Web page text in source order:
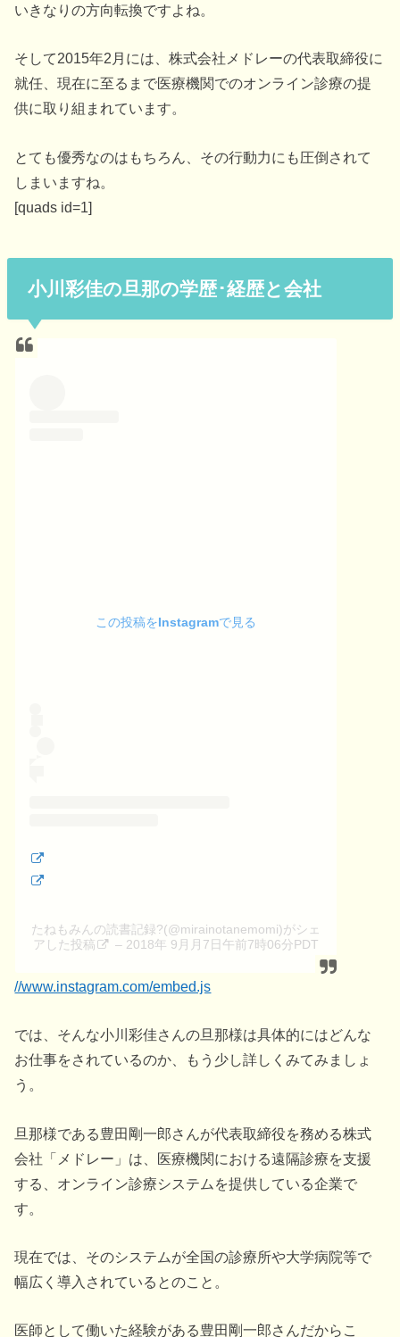
いきなりの方向転換ですよね。
そして2015年2月には、株式会社メドレーの代表取締役に
就任、現在に至るまで医療機関でのオンライン診療の提
供に取り組まれています。
とても優秀なのはもちろん、その行動力にも圧倒されて
しまいますね。
[quads id=1]
小川彩佳の旦那の学歴･経歴と会社
この投稿をInstagramで見る
たねもみんの読書記録?(@mirainotanemomi)がシェ
アした投稿
– 2018年 9月月7日午前7時06分PDT
//www.instagram.com/embed.js
では、そんな小川彩佳さんの旦那様は具体的にはどんな
お仕事をされているのか、もう少し詳しくみてみましょ
う。
旦那様である豊田剛一郎さんが代表取締役を務める株式
会社「メドレー」は、医療機関における遠隔診療を支援
する、オンライン診療システムを提供している企業で
す。
現在では、そのシステムが全国の診療所や大学病院等で
幅広く導入されているとのこと。
医師として働いた経験がある豊田剛一郎さんだからこ